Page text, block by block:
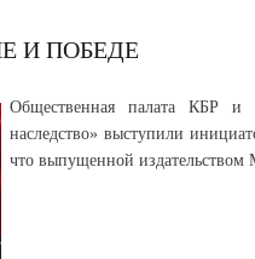
И ПОБЕДЕ
Общественная палата КБР и
наследство» выступили
что выпущенной